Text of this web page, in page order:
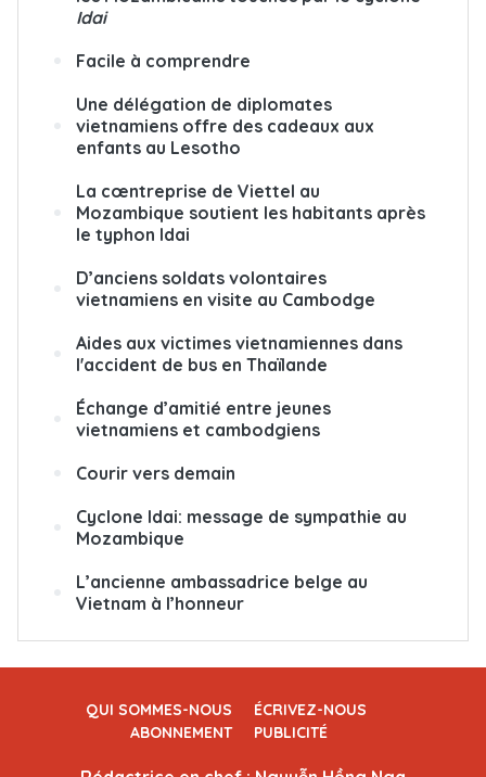
Idai
Facile à comprendre
Une délégation de diplomates
vietnamiens offre des cadeaux aux
enfants au Lesotho
La cœntreprise de Viettel au
Mozambique soutient les habitants après
le typhon Idai
D’anciens soldats volontaires
vietnamiens en visite au Cambodge
Aides aux victimes vietnamiennes dans
l'accident de bus en Thaïlande
Échange d’amitié entre jeunes
vietnamiens et cambodgiens
Courir vers demain
Cyclone Idai: message de sympathie au
Mozambique
L’ancienne ambassadrice belge au
Vietnam à l’honneur
QUI SOMMES-NOUS
ÉCRIVEZ-NOUS
ABONNEMENT
PUBLICITÉ